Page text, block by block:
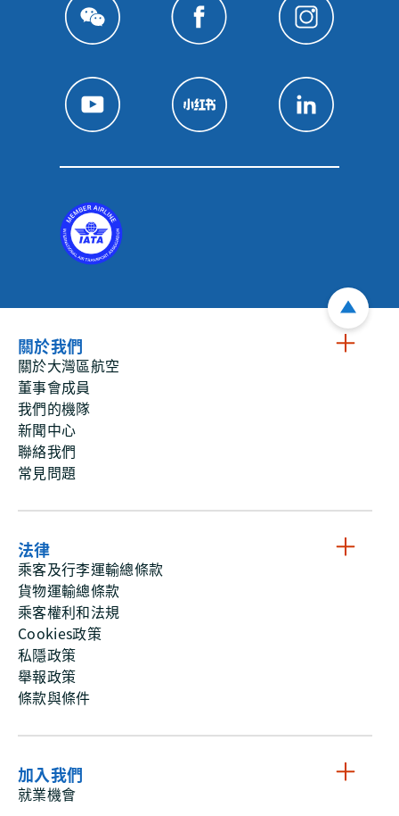
關於我們
關於大灣區航空
董事會成員
我們的機隊
新聞中心
聯絡我們
常見問題
法律
乘客及行李運輸總條款
貨物運輸總條款
乘客權利和法規
Cookies政策
私隱政策
舉報政策
條款與條件
加入我們
就業機會